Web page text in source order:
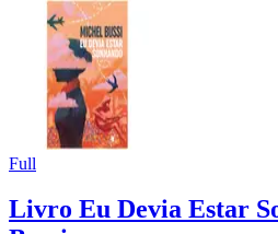
Full
Livro Eu Devia Estar